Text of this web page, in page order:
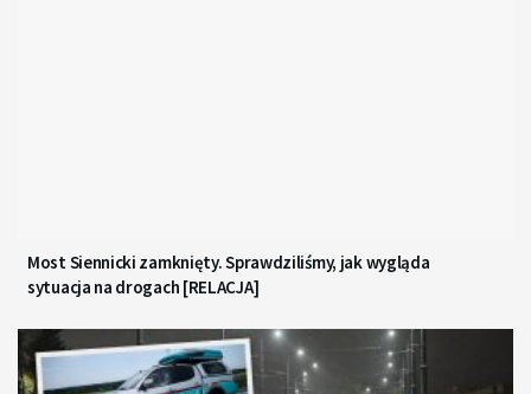
Most Siennicki zamknięty. Sprawdziliśmy, jak wygląda
sytuacja na drogach [RELACJA]